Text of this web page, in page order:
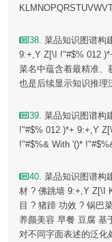
38. 菜品知识图谱构
9:+,Y Z[\I !"#$% 012
菜名中蕴含着最精准、
也是后续显示知识推理
39. 菜品知识图谱构
!"#$% 012 )*+ 9:+,Y
!"#$%& With '()*
40. 菜品知识图谱构
材 ? 佛跳墙 9:+,Y Z[\I
目 ? 猪蹄 功效 ? 锅巴
养颜美容 早餐 豆腐 基
对不同字面表述的泛化